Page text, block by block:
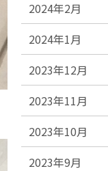
2024年2月
2024年1月
2023年12月
2023年11月
2023年10月
2023年9月